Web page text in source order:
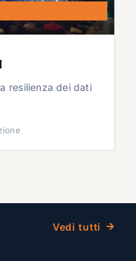
resilienza dei dati
Vedi tutti